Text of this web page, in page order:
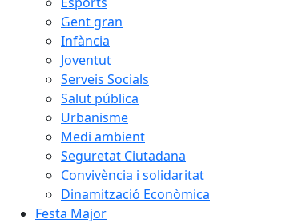
Gent gran
Infància
Joventut
Serveis Socials
Salut pública
Urbanisme
Medi ambient
Seguretat Ciutadana
Convivència i solidaritat
Dinamització Econòmica
Festa Major